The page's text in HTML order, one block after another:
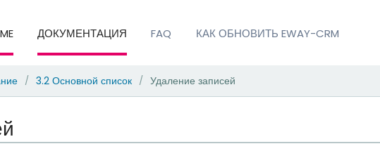
ДОКУМЕНТАЦИЯ FAQ КАК ОБНОВИТЬ EWAY-CRM
/ 3.2 Основной список / Удаление записей